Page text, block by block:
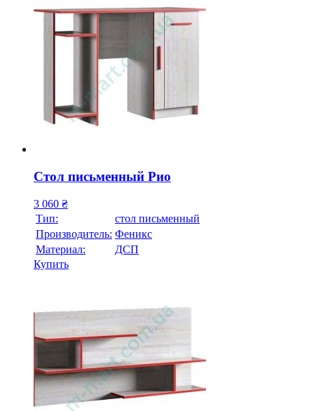
Стол письменный Рио
3 060 ₴
Тип:
стол письменный
Производитель: Феникс
Материал:
ДСП
Купить